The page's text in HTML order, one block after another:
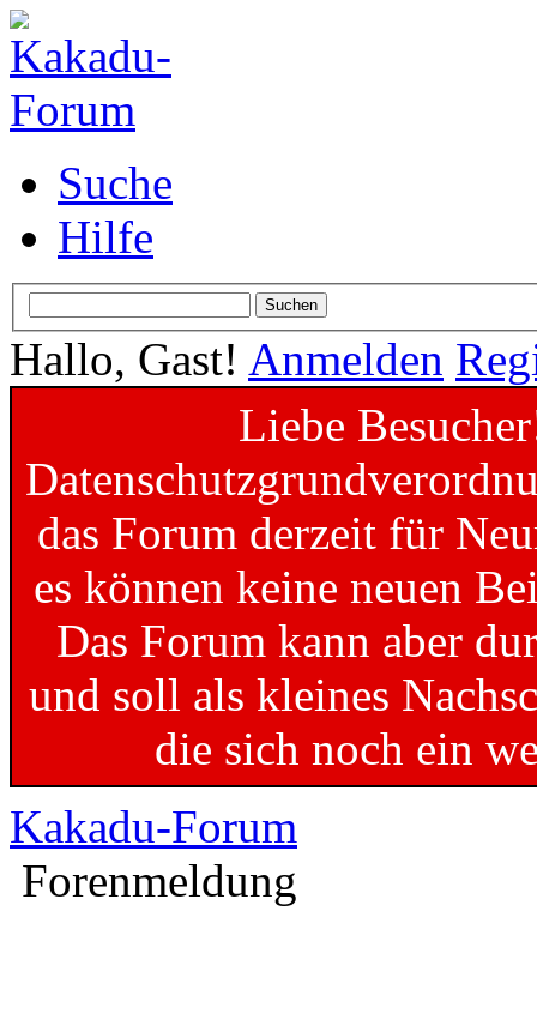
Suche
Hilfe
Hallo, Gast! Anmelden
Liebe
das Forum derzeit für
es können keine neuen
Das Forum kann aber
und soll als kleines
die sich noch ein
Kakadu-Forum
Forenmeldung